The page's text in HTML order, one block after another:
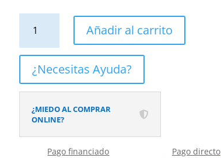
con
nosotros.
precio
será
el
desplegable
dentro
su
ducha
resina
textura
pizarra.
Habanna
Añadir al carrito
¿Necesitas Ayuda?
¿MIEDO AL COMPRAR
ONLINE?
Pago financiado Pago directo